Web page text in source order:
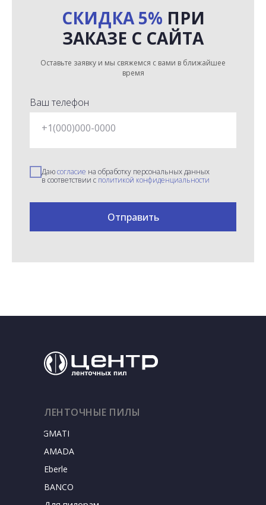
СКИДКА 5% ПРИ
ЗАКАЗЕ С САЙТА
Оставьте заявку и мы свяжемся с вами в ближайшее
время
Ваш телефон
+1(000)000-0000
Даюсогласие на обработку персональных данных
в соответствии с политикой конфиденциальности
Отправить
SIGMATEC
AMADA
Eberle
BANCO
ЛЕНТОЧНЫЕ ПИЛЫ